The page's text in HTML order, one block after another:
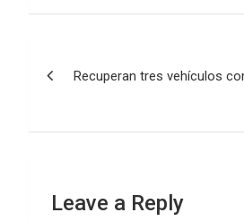
navigation
Recuperan tres vehículos
Leave a Reply